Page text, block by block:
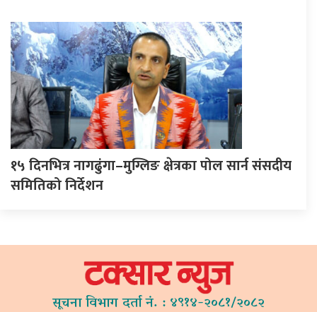
१५ दिनभित्र नागढुंगा–मुग्लिङ क्षेत्रका पोल सार्न संसदीय
समितिको निर्देशन
सूचना विभाग दर्ता नं. : ४९१४-२०८१/२०८२